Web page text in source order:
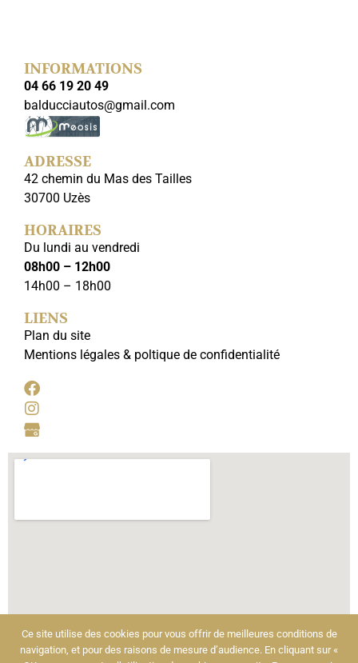
INFORMATIONS
04 66 19 20 49
balducciautos@gmail.com
ADRESSE
42 chemin du Mas des Tailles
30700 Uzès
HORAIRES
Du lundi au vendredi
08h00 – 12h00
14h00 – 18h00
LIENS
Plan du site
Mentions légales & poltique de confidentialité
Ce site utilise des cookies pour vous offrir de meilleures conditions de
navigation, et pour des raisons de mesure d’audience. En cliquant sur «